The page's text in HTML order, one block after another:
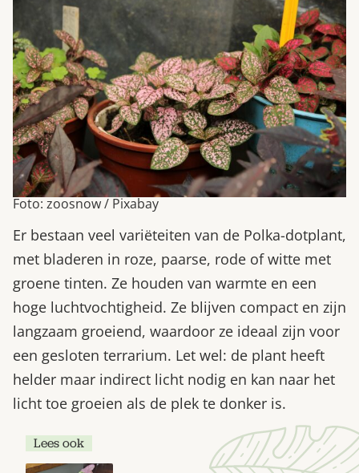
Foto: zoosnow / Pixabay
Er bestaan veel variëteiten van de Polka-dotplant,
met bladeren in roze, paarse, rode of witte met
groene tinten. Ze houden van warmte en een
hoge luchtvochtigheid. Ze blijven compact en zijn
langzaam groeiend, waardoor ze ideaal zijn voor
een gesloten terrarium. Let wel: de plant heeft
helder maar indirect licht nodig en kan naar het
licht toe groeien als de plek te donker is.
Lees ook